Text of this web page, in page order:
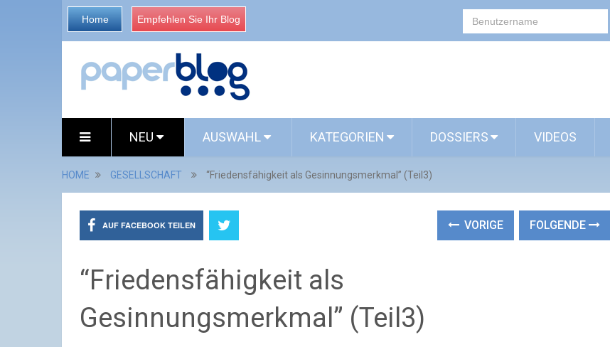
Home Empfehlen Sie Ihr Blog
NEU AUSWAHL KATEGORIEN DOSSIERS VIDEOS
HOME GESELLSCHAFT “Friedensfähigkeit als Gesinnungsmerkmal” (Teil3)
AUF FACEBOOK TEILEN VORIGE FOLGENDE
“Friedensfähigkeit als
Gesinnungsmerkmal” (Teil3)